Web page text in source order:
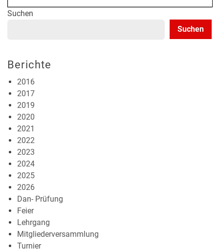
Suchen
Suchen
Berichte
2016
2017
2019
2020
2021
2022
2023
2024
2025
2026
Dan- Prüfung
Feier
Lehrgang
Mitgliederversammlung
Turnier